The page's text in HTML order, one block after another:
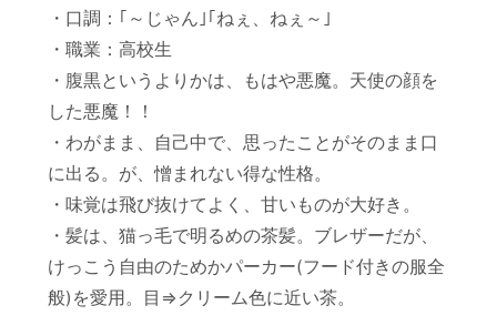
・口調：｢～じゃん｣｢ねぇ、ねぇ～｣
・職業：高校生
・腹黒というよりかは、もはや悪魔。天使の顔を
した悪魔！！
・わがまま、自己中で、思ったことがそのまま口
に出る。が、憎まれない得な性格。
・味覚は飛び抜けてよく、甘いものが大好き。
・髪は、猫っ毛で明るめの茶髪。ブレザーだが、
けっこう自由のためかパーカー(フード付きの服全
般)を愛用。目⇒クリーム色に近い茶。